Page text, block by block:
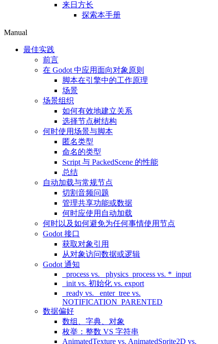
来日方长
探索本手册
Manual
最佳实践
前言
在 Godot 中应用面向对象原则
脚本在引擎中的工作原理
场景
场景组织
如何有效地建立关系
选择节点树结构
何时使用场景与脚本
匿名类型
命名的类型
Script 与 PackedScene 的性能
总结
自动加载与常规节点
切割音频问题
管理共享功能或数据
何时应使用自动加载
何时以及如何避免为任何事情使用节点
Godot 接口
获取对象引用
从对象访问数据或逻辑
Godot 通知
_process vs. _physics_process vs. *_input
_init vs. 初始化 vs. export
_ready vs. _enter_tree vs.
NOTIFICATION_PARENTED
数据偏好
数组、字典、对象
枚举：整数 VS 字符串
AnimatedTexture vs. AnimatedSprite2D vs.